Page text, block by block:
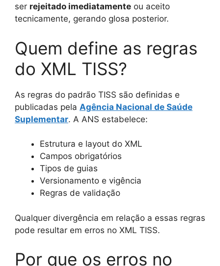
ser rejeitado imediatamente ou aceito
tecnicamente, gerando glosa posterior.
Quem define as regras
do XML TISS?
As regras do padrão TISS são definidas e
publicadas pela Agência Nacional de Saúde
Suplementar. A ANS estabelece:
Estrutura e layout do XML
Campos obrigatórios
Tipos de guias
Versionamento e vigência
Regras de validação
Qualquer divergência em relação a essas regras
pode resultar em erros no XML TISS.
Por que os erros no